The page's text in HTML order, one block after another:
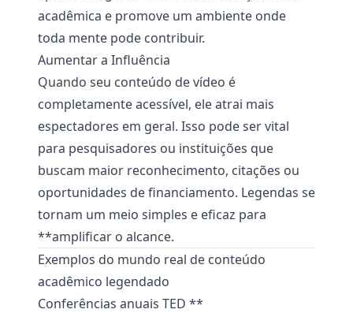
acadêmica e promove um ambiente onde
toda mente pode contribuir.
Aumentar a Influência
Quando seu conteúdo de vídeo é
completamente acessível, ele atrai mais
espectadores em geral. Isso pode ser vital
para pesquisadores ou instituições que
buscam maior reconhecimento, citações ou
oportunidades de financiamento. Legendas se
tornam um meio simples e eficaz para
**amplificar o alcance.
Exemplos do mundo real de conteúdo
acadêmico legendado
Conferências anuais TED **